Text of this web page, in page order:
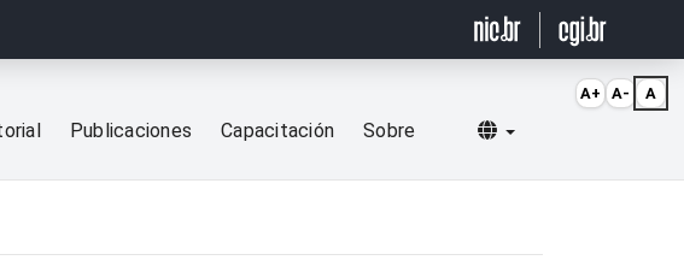
Publicaciones Capacitación Sobre Selecionar idioma
A+ A- A